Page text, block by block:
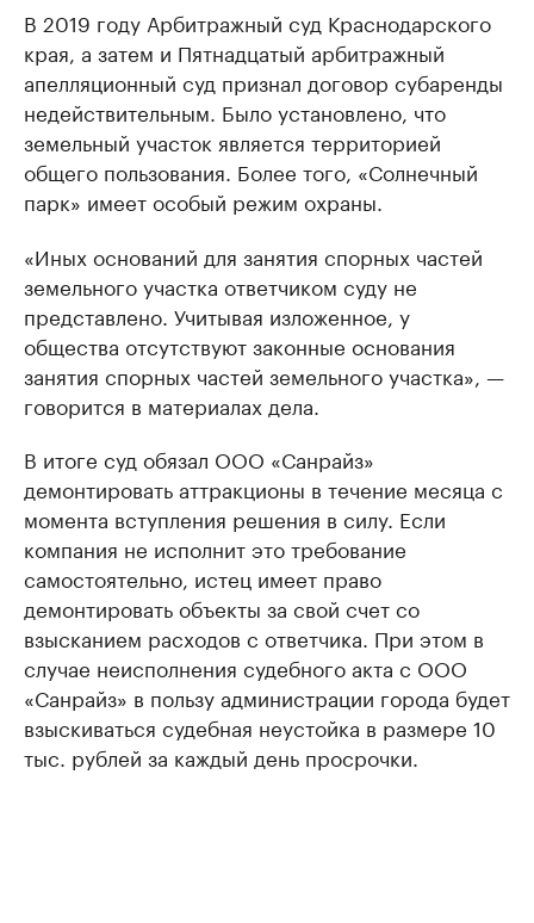
В 2019 году Арбитражный суд Краснодарского
края, а затем и Пятнадцатый арбитражный
апелляционный суд признал договор субаренды
недействительным. Было установлено, что
земельный участок является территорией
общего пользования. Более того, «Солнечный
парк» имеет особый режим охраны.
«Иных оснований для занятия спорных частей
земельного участка ответчиком суду не
представлено. Учитывая изложенное, у
общества отсутствуют законные основания
занятия спорных частей земельного участка», —
говорится в материалах дела.
В итоге суд обязал ООО «Санрайз»
демонтировать аттракционы в течение месяца с
момента вступления решения в силу. Если
компания не исполнит это требование
самостоятельно, истец имеет право
демонтировать объекты за свой счет со
взысканием расходов с ответчика. При этом в
случае неисполнения судебного акта с ООО
«Санрайз» в пользу администрации города будет
взыскиваться судебная неустойка в размере 10
тыс. рублей за каждый день просрочки.